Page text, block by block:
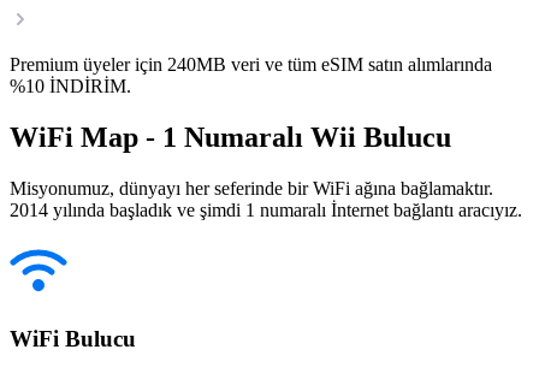
Premium üyeler için 240MB veri ve tüm eSIM satın alımlarında
%10 İNDİRİM.
WiFi Map - 1 Numaralı Wii Bulucu
Misyonumuz, dünyayı her seferinde bir WiFi ağına bağlamaktır.
2014 yılında başladık ve şimdi 1 numaralı İnternet bağlantı aracıyız.
WiFi Bulucu